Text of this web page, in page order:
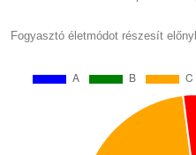
Fogyasztó életmódot részesít